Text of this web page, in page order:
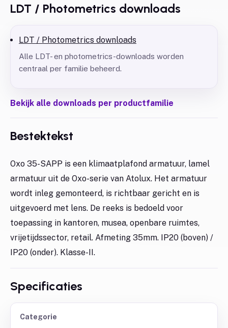
LDT / Photometrics downloads
LDT / Photometrics downloads
Alle LDT- en photometrics-downloads worden
centraal per familie beheerd.
Bekijk alle downloads per productfamilie
Bestektekst
Oxo 35-SAPP is een klimaatplafond armatuur, lamel
armatuur uit de Oxo-serie van Atolux. Het armatuur
wordt inleg gemonteerd, is richtbaar gericht en is
uitgevoerd met lens. De reeks is bedoeld voor
toepassing in kantoren, musea, openbare ruimtes,
vrijetijdssector, retail. Afmeting 35mm. IP20 (boven) /
IP20 (onder). Klasse-II.
Specificaties
Categorie